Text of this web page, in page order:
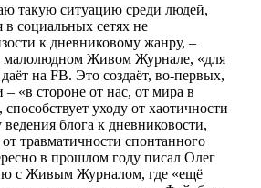
такую ситуацию среди людей,
социальных сетях не
к дневниковому жанру, –
малолюдном Живом Журнале, «для
на FB. Это создаёт, во-первых,
«в стороне от нас, от мира в
уходу от хаотичности
блога к дневниковости,
травматичности спонтанного
в прошлом году писал Олег
с Живым Журналом, где «ещё